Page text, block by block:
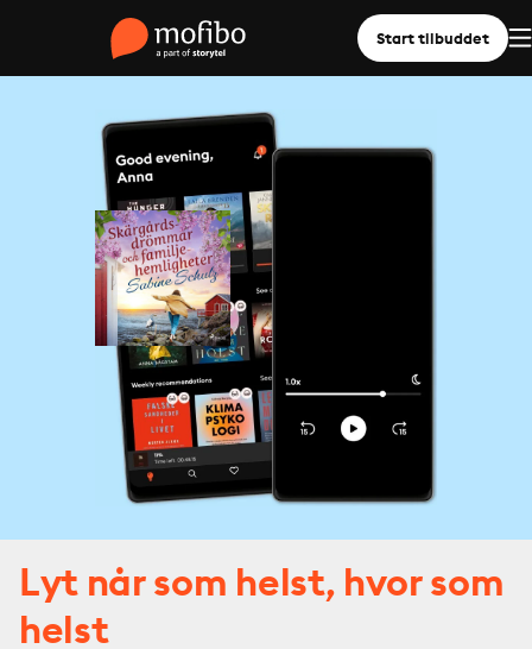
Start tilbuddet
Lyt når som helst, hvor som
helst